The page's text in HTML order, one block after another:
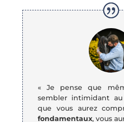
« Je pense que
sembler intimidant
que vous aurez
fondamentaux, vous